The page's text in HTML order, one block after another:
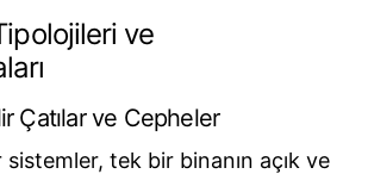
ve
Çatılar ve Cepheler
tek bir binanın açık ve